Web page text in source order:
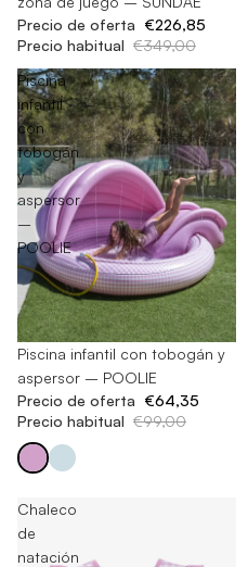
Precio de oferta €226,85
Precio habitual €349,00
Piscina
infantil
con
tobogán
y
aspersor
–
POOLIE
-35%
Piscina infantil con tobogán y
aspersor – POOLIE
Precio de oferta €64,35
Precio habitual €99,00
Chaleco
de
natación